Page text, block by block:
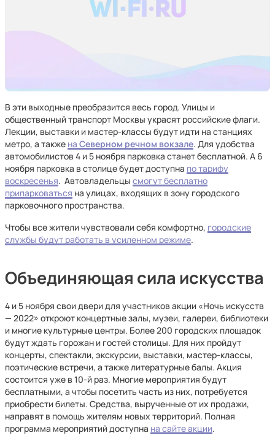
В эти выходные преобразится весь город. Улицы и
общественный транспорт Москвы украсят российские флаги.
Лекции, выставки и мастер-классы будут идти на станциях
метро, а также на Северном речном вокзале. Для удобства
автомобилистов 4 и 5 ноября парковка станет бесплатной. А 6
ноября парковка в столице будет доступна по тарифу
воскресенья. Автовладельцы смогут бесплатно
припарковаться на улицах, входящих в зону городского
парковочного пространства.
Чтобы все жители чувствовали себя комфортно, городские
службы будут работать в усиленном режиме.
Объединяющая сила искусства
4 и 5 ноября свои двери для участников акции «Ночь искусств
— 2022» откроют концертные залы, музеи, галереи, библиотеки
и многие культурные центры. Более 200 городских площадок
будут ждать горожан и гостей столицы. Для них пройдут
концерты, спектакли, экскурсии, выставки, мастер-классы,
поэтические встречи, а также литературные балы. Акция
состоится уже в 10-й раз. Многие мероприятия будут
бесплатными, а чтобы посетить часть из них, потребуется
приобрести билеты. Средства, вырученные от их продажи,
направят в помощь жителям новых территорий. Полная
программа мероприятий доступна на сайте акции.